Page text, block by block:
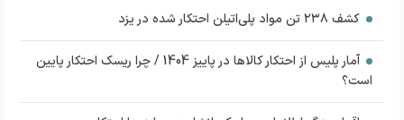
کشف ۲۳۸ تن مواد پلی‌اتیلن احتکار شده در یزد
آمار پلیس از احتکار کالاها در پاییز 1404 / چرا ریسک احتکار پایین
است؟